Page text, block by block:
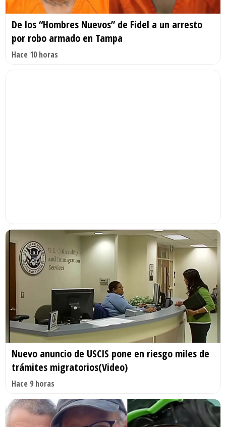
De los “Hombres Nuevos” de Fidel a un arresto
por robo armado en Tampa
Hace 10 horas
Nuevo anuncio de USCIS pone en riesgo miles de
trámites migratorios(Video)
Hace 9 horas